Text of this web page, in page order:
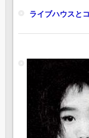
ライブハウスと